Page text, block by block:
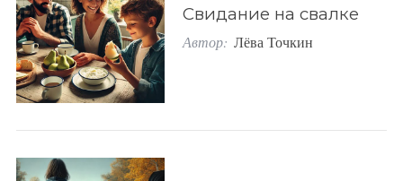
Свидание на свалке
Автор: Лёва Точкин